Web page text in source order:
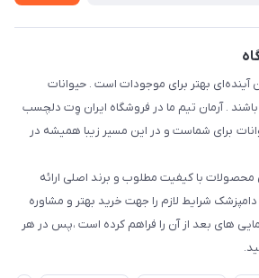
آینده‌ای بهتر برای موجودات است . حیوانات
. آرمان تیم ما در فروشگاه ایران وِت دلچسب
برای شماست و در این مسیر زیبا همیشه در
با کیفیت مطلوب و برند اصلی ارائه
شرایط لازم را جهت خرید بهتر و مشاوره
های بعد از آن را فراهم کرده است ،پس در هر